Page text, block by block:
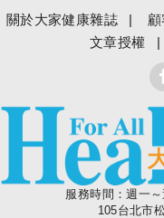
關於大家健康雜誌
文章授權
服務時間：週一
105台北市